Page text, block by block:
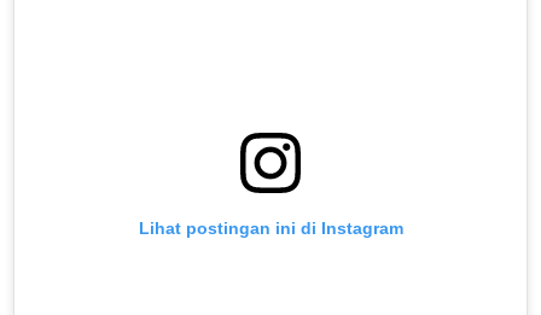
Lihat postingan ini di Instagram